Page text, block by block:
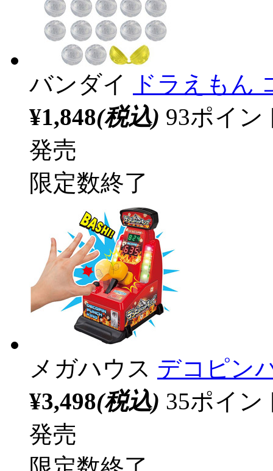
バンダイ
ドラえもん
¥1,848(税込) 93ポイ
発売
限定数終了
メガハウス デコピン
¥3,498(税込) 35ポイ
発売